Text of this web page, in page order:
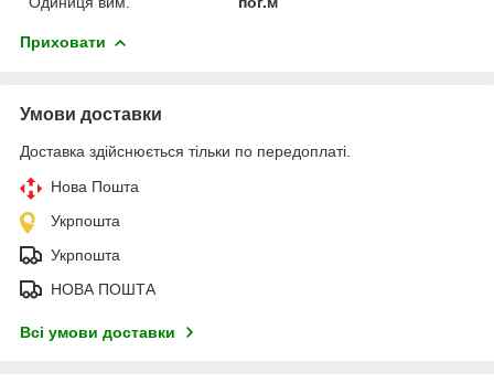
Приховати
Умови доставки
Доставка здійснюється тільки по передоплаті.
Нова Пошта
Укрпошта
Укрпошта
НОВА ПОШТА
Всі умови доставки